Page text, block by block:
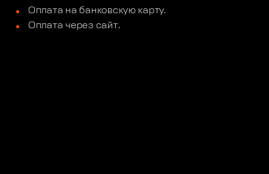
Оплата на банковскую карту.
Оплата через сайт.